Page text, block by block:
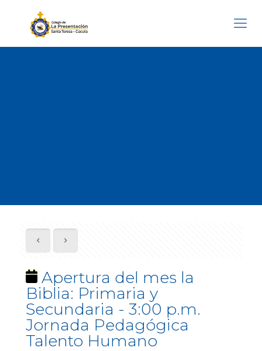
Apertura del mes la
Biblia: Primaria y
Secundaria - 3:00 p.m.
Jornada Pedagógica
Talento Humano